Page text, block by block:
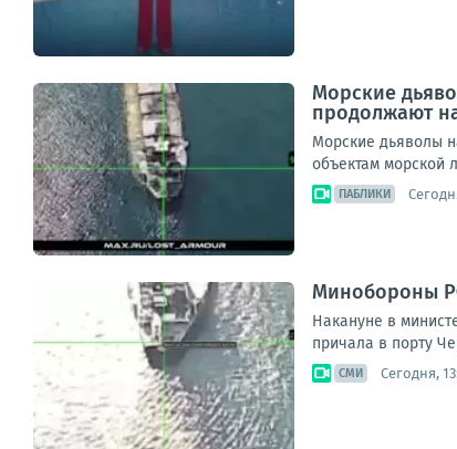
Морские
продолжают
Морские дьяволы
объектам морской
ПАБЛИКИ
Минобороны
Накануне в
причала в порту
СМИ Сегодня,